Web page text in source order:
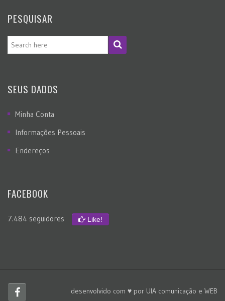
PESQUISAR
SEUS DADOS
Minha Conta
Informações Pessoais
Endereços
FACEBOOK
7.484 seguidores Like!
desenvolvido com ♥ por UIA comunicação e WEB